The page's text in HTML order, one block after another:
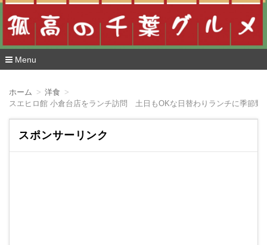
Menu
ホーム
洋食
スエヒロ館 小倉台店をランチ訪問 土日もOKな日替わりランチに季節野
スポンサーリンク